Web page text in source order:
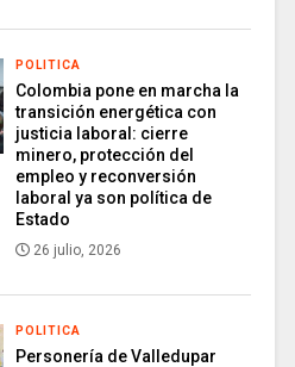
POLITICA
Colombia pone en marcha la
transición energética con
justicia laboral: cierre
minero, protección del
empleo y reconversión
laboral ya son política de
Estado
26 julio, 2026
POLITICA
Personería de Valledupar